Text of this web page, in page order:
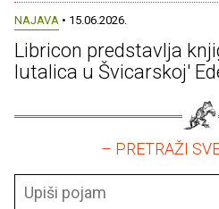
NAJAVA • 15.06.2026.
Libricon predstavlja
lutalica u Švicarskoj'
– PRETRAŽI